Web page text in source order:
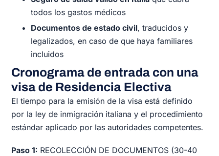
todos los gastos médicos
Documentos de estado civil, traducidos y
legalizados, en caso de que haya familiares
incluidos
Cronograma de entrada con una
visa de Residencia Electiva
El tiempo para la emisión de la visa está definido
por la ley de inmigración italiana y el procedimiento
estándar aplicado por las autoridades competentes.
Paso 1: RECOLECCIÓN DE DOCUMENTOS (30-40